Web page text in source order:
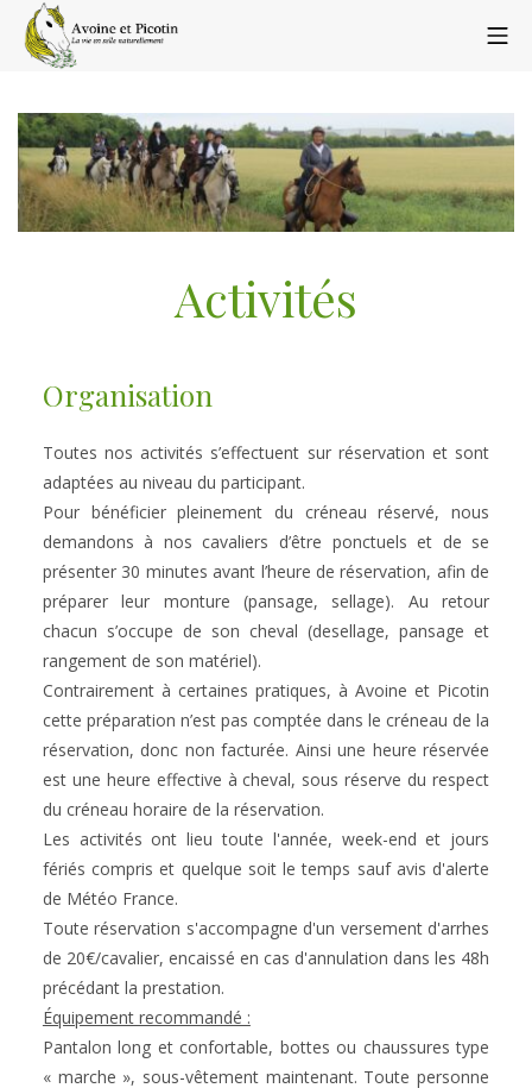
Aller
contenu
Avoine et Picotin
Activités
Organisation
Toutes nos activités s’effectuent sur réservation et sont
adaptées au niveau du participant.
Pour bénéficier pleinement du créneau réservé, nous
demandons à nos cavaliers d’être ponctuels et de se
présenter 30 minutes avant l’heure de réservation, afin de
préparer leur monture (pansage, sellage). Au retour
chacun s’occupe de son cheval (desellage, pansage et
rangement de son matériel).
Contrairement à certaines pratiques, à Avoine et Picotin
cette préparation n’est pas comptée dans le créneau de la
réservation, donc non facturée. Ainsi une heure réservée
est une heure effective à cheval, sous réserve du respect
du créneau horaire de la réservation.
Les activités ont lieu toute l'année, week-end et jours
fériés compris et quelque soit le temps sauf avis d'alerte
de Météo France.
Toute réservation s'accompagne d'un versement d'arrhes
de 20€/cavalier, encaissé en cas d'annulation dans les 48h
précédant la prestation.
Équipement recommandé :
Pantalon long et confortable, bottes ou chaussures type
« marche », sous-vêtement maintenant. Toute personne